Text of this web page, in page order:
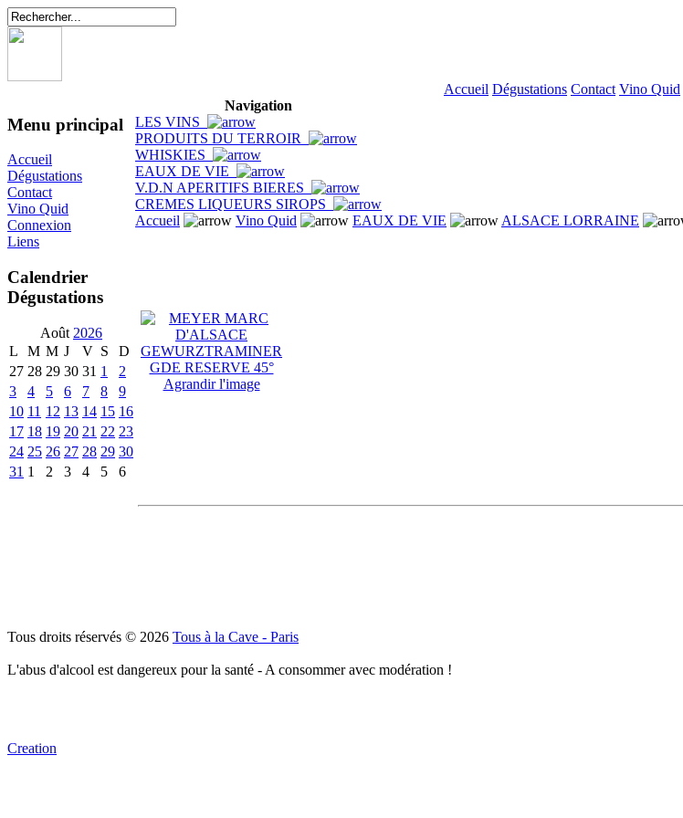
Accueil Dégustations Contact Vino Quid
Menu principal
Accueil
Dégustations
Contact
Vino Quid
Connexion
Liens
Calendrier
Dégustations
Août 2026
L
M M J V S
D
27 28 29 30 31 1
2
3
4 5 6 7 8
9
10 11 12 13 14 15 16
17 18 19 20 21 22 23
24 25 26 27 28 29 30
31 1 2 3 4 5 6
Navigation
LES VINS
PRODUITS DU TERROIR
WHISKIES
EAUX DE VIE
V.D.N APERITIFS BIERES
CREMES LIQUEURS SIROPS
Accueil
Vino Quid EAUX DE VIE ALSACE LORRAINE
Agrandir l'image
Tous droits réservés © 2026 Tous à la Cave - Paris
L'abus d'alcool est dangereux pour la santé - A consommer avec modération !
Creation